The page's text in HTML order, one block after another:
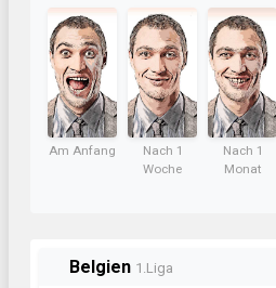
Am Anfang
Nach 1
Woche
Nach 1
Monat
Belgien 1.Liga